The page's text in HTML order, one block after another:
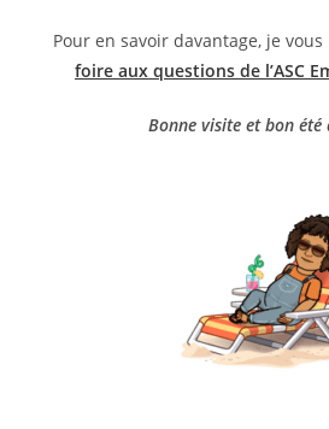
Pour en savoir davantage, je
foire aux questions de l’ASC
Bonne visite et bon été